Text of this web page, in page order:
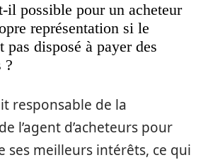
il possible pour un acheteur
représentation si le
pas disposé à payer des
?
responsable de la
l’agent d’acheteurs pour
ses meilleurs intérêts, ce qui